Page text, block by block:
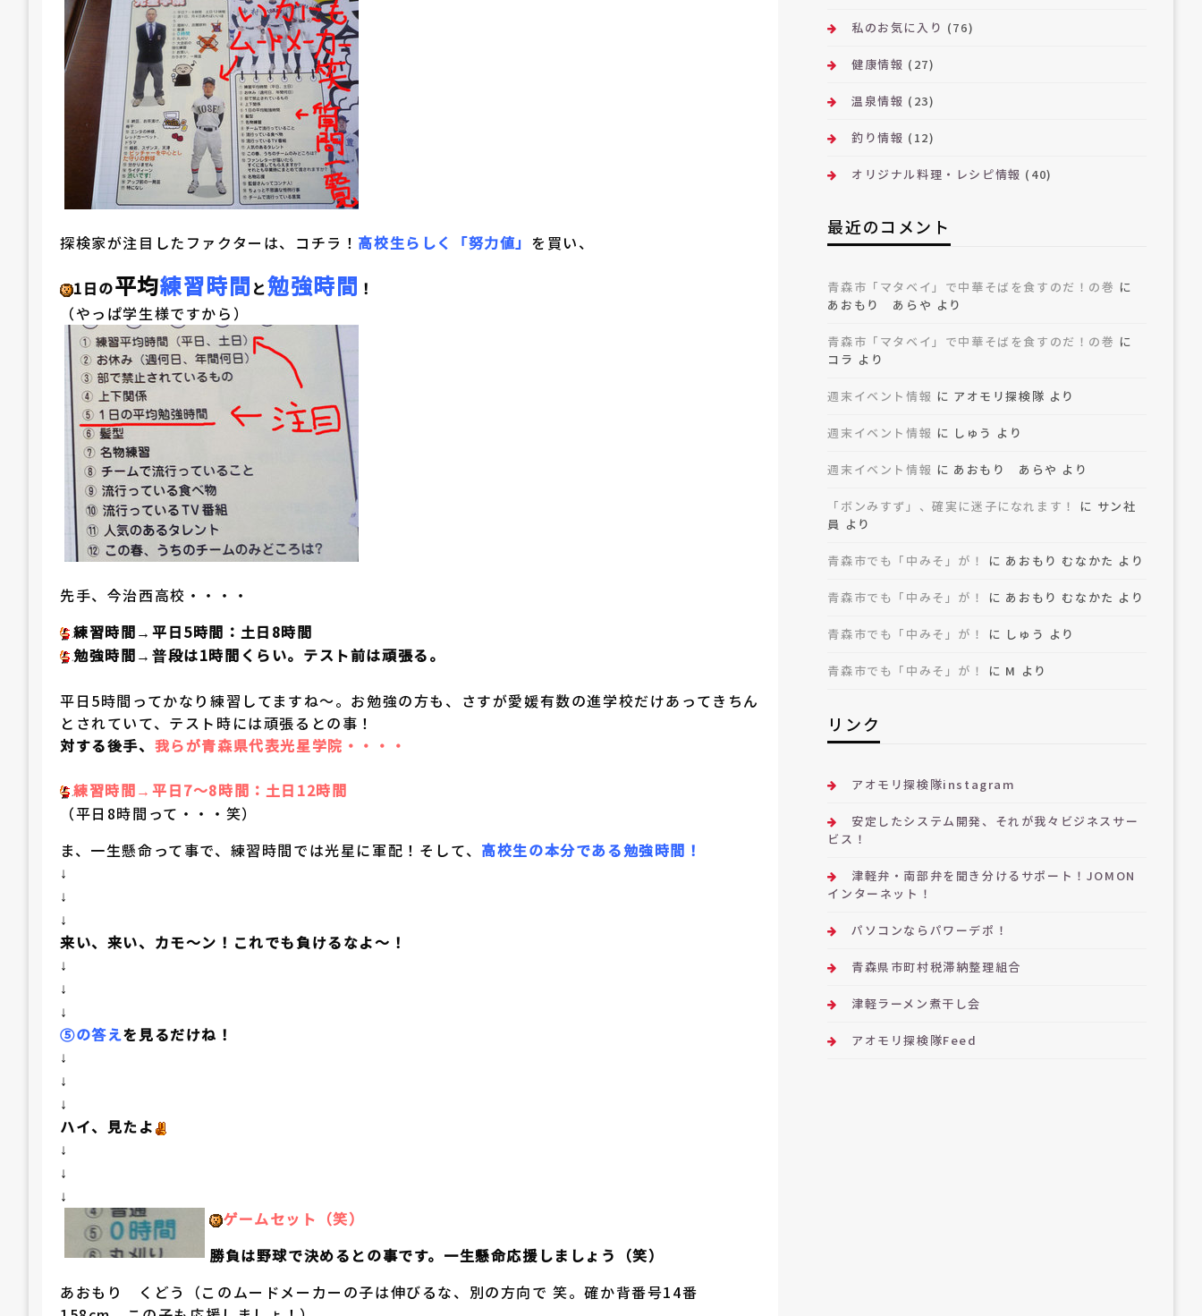
探検家が注目したファクターは、コチラ！ 高校生らしく「努力値」 を買い、
1日の平均練習時間 と勉強時間 ！
（やっぱ学生様ですから）
先手、今治西高校・・・・
練習時間 →平日5時間：土日8時間
勉強時間 →普段は1時間くらい。テスト前は頑張る。
平日5時間ってかなり練習してますね～。お勉強の方も、さすが愛媛有数の進学校だけあってきちん
とされていて、テスト時には頑張るとの事！
対する後手、 我らが青森県代表光星学院・・・・
練習時間 →平日7～8時間：土日12時間
（平日8時間って・・・笑）
ま、一生懸命って事で、練習時間では光星に軍配！そして、 高校生の本分である勉強時間！
↓
↓
↓
来い、来い、カモ～ン！これでも負けるなよ～！
↓
↓
↓
⑤の答えを見るだけね！
↓
↓
↓
ハイ、見たよ
↓
↓
↓
ゲームセット（笑）
勝負は野球で決めるとの事です。一生懸命応援しましょう（笑）
あおもり くどう（このムードメーカーの子は伸びるな、別の方向で 笑。確か背番号14番
私のお気に入り (76)
健康情報 (27)
温泉情報 (23)
釣り情報 (12)
オリジナル料理・レシピ情報 (40)
最近のコメント
青森市「マタベイ」で中華そばを食すのだ！の巻 に
あおもり あらや より
青森市「マタベイ」で中華そばを食すのだ！の巻 に
コラ より
週末イベント情報 に アオモリ探検隊 より
週末イベント情報 に しゅう より
週末イベント情報 に あおもり あらや より
「ボンみすず」、確実に迷子になれます！ に サン社
員 より
青森市でも「中みそ」が！ に あおもり むなかた より
青森市でも「中みそ」が！ に あおもり むなかた より
青森市でも「中みそ」が！ に しゅう より
青森市でも「中みそ」が！ に M より
リンク
アオモリ探検隊instagram
安定したシステム開発、それが我々ビジネスサー
ビス！
津軽弁・南部弁を聞き分けるサポート！JOMON
インターネット！
パソコンならパワーデポ！
青森県市町村税滞納整理組合
津軽ラーメン煮干し会
アオモリ探検隊Feed